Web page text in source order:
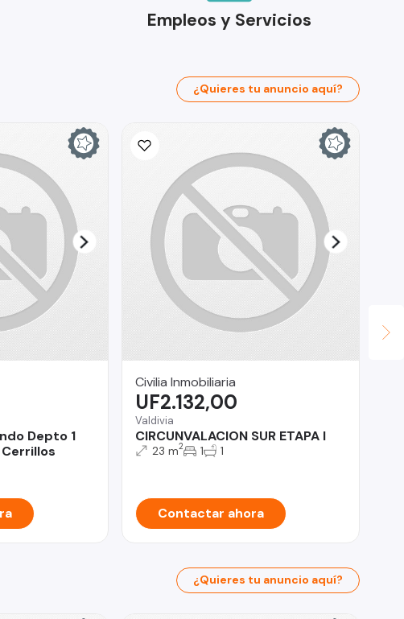
Empleos y Servicios
¿Quieres tu anuncio aquí?
Depto 1
Civilia Inmobiliaria
Valdivia
CIRCUNVALACION SUR ETAPA I
UF2.132,00
23 m2 1 1
Contactar ahora
¿Quieres tu anuncio aquí?